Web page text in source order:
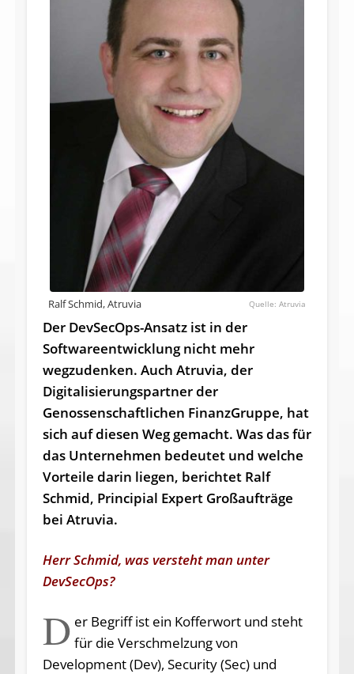
Ralf Schmid, Atruvia Atruvia
Der DevSecOps-Ansatz ist in der
Software­entwicklung nicht mehr
wegzudenken. Auch Atruvia, der
Digitalisierungspartner der
Genossenschaftlichen FinanzGruppe, hat
sich auf diesen Weg gemacht. Was das für
das Unternehmen bedeutet und welche
Vorteile darin liegen, berichtet Ralf
Schmid, Principial Expert Großaufträge
bei Atruvia.
Herr Schmid, was versteht man unter
DevSecOps?
D er Begriff ist ein Kofferwort und steht
für die Verschmelzung von
Development (Dev), Security (Sec) und